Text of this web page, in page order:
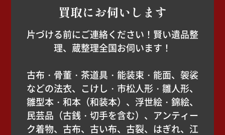
買取にお伺いします
片づける前にご連絡ください！賢い遺品整
理、蔵整理全国お伺います！
古布・骨董・茶道具・能装束・能面、袈裟
などの法衣、こけし・市松人形・雛人形、
雛型本・和本（和装本）、浮世絵・錦絵、
民芸品（古銭・切手を含む）、アンティー
ク着物、古布、古い布、古裂、はぎれ、江